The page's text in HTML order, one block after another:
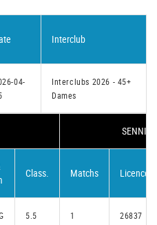
Interclub
04-
Interclubs 2026 - 45+
Dames
Class. Matchs Licence
5.5 1 26837